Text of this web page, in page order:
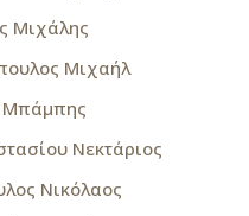
Μιχάλης
Μιχαήλ
Μπάμπης
Νεκτάριος
Νικόλαος